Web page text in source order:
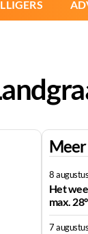
8
Het
max.
7